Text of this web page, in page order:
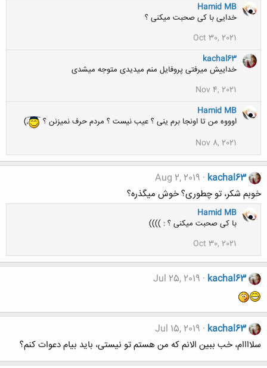
Hamid MB
خدایی با کی صحبت میکنی ؟
Oct 30, 2021
kachal63
خداییش میرفتی پروفایل منم میدیدی متوجه میشدی
Nov 4, 2021
Hamid MB
اوووه من تا اونجا برم ینی ؟ عیب نیست ؟ مردم حرف نمیزنن ؟
)
Nov 8, 2021
kachal63
Aug 2, 2019
خوبم شکر، تو چطوری؟ خوش میگذره؟
Hamid MB
با کی صحبت میکنی ؟ : ))))
Oct 30, 2021
kachal63
Jul 25, 2019
kachal63
Jul 15, 2019
سلاااام، خب ببین الانم که من هستم تو نیستی، باید بیام دعوات کنم؟